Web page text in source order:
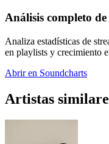
Análisis completo
Analiza estadísticas de
en playlists y crecimiento
Abrir en Soundcharts
Artistas